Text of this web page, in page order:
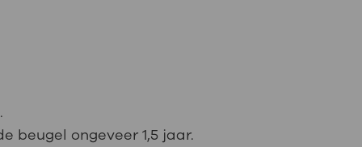
beugel ongeveer 1,5 jaar.